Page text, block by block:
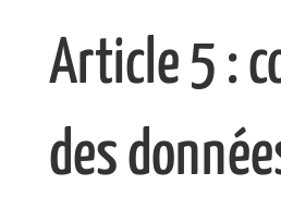
Article 5 :
des